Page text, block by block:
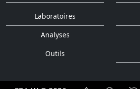
Laboratoires
Analyses
Outils